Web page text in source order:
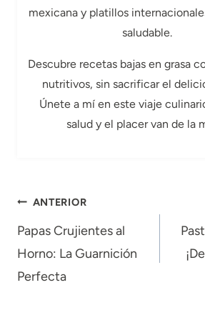
mexicana y platillos
saludable.
Descubre recetas bajas en grasa
nutritivos, sin sacrificar el
Únete a mí en este viaje
salud y el placer van de la
Navegación
de
entradas
ANTERIOR
Papas Crujientes al
Horno: La Guarnición
Perfecta